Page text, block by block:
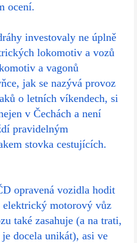
ocení.
investovaly ne úplně
lokomotiv a vozů
a vagonů
jak se nazývá provoz
o letních víkendech, si
v Čechách a není
pravidelným
stovka cestujících.
opravená vozidla hodit
motorový vůz
také zasahuje (a na trati,
docela unikát), asi ve